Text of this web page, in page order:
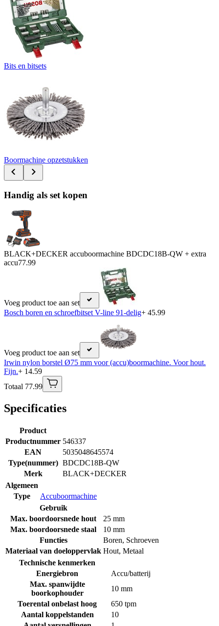
Bits en bitsets
Boormachine opzetstukken
Handig als set kopen
BLACK+DECKER accuboormachine BDCDC18B-QW + extra
accu77.99
Voeg product toe aan set
Bosch boren en schroefbitset V-line 91-delig+ 45.99
Voeg product toe aan set
Irwin nylon borstel Ø75 mm voor (accu)boormachine. Voor hout.
Fijn.+ 14.59
Totaal 77.99
Specificaties
Product
Productnummer 546337
EAN
5035048645574
Type(nummer) BDCDC18B-QW
Merk
BLACK+DECKER
Algemeen
Type
Accuboormachine
Gebruik
Max. boordoorsnede hout
25 mm
Max. boordoorsnede staal
10 mm
Functies
Boren, Schroeven
Materiaal van doeloppervlak Hout, Metaal
Technische kenmerken
Energiebron
Accu/batterij
Max. spanwijdte
boorkophouder
10 mm
Toerental onbelast hoog
650 tpm
Aantal koppelstanden
10